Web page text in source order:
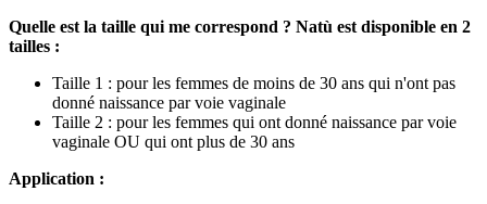
Quelle est la taille qui me correspond ? Natù est disponible en 2
tailles :
Taille 1 : pour les femmes de moins de 30 ans qui n'ont pas
donné naissance par voie vaginale
Taille 2 : pour les femmes qui ont donné naissance par voie
vaginale OU qui ont plus de 30 ans
Application :